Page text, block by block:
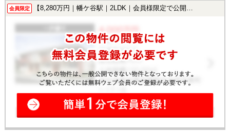
会員限定 【8,280万円｜幡ケ谷駅｜2LDK｜会員様限定で公開中！】